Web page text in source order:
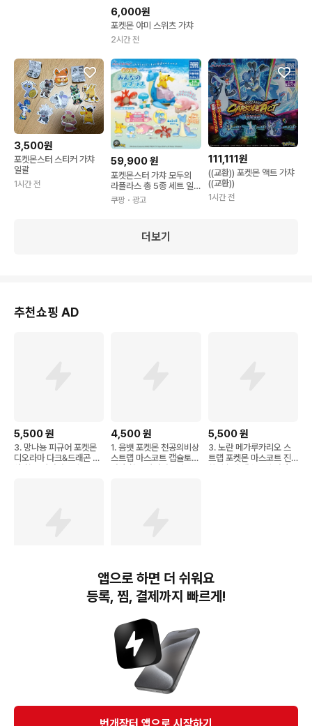
6,000원
포켓몬 야미 스위츠 가챠
2시간 전
3,500원
포켓몬스터 스티커 가챠
일괄
1시간 전
59,900원
포켓몬스터 가챠 모두의
라플라스 총 5종 세트 일
쿠팡 ・광고
111,111원
((교환)) 포켓몬 액트 가챠
((교환))
1시간 전
더보기
추천쇼핑 AD
5,500원
3. 망나뇽 피규어 포켓몬
디오라마 다크&드래곤 가
4,500원
1. 음뱃 포켓몬 천공의비상
스트랩 마스코트 캡슐토이
5,500원
3. 노란 메가루카리오 스
트랩 포켓몬 마스코트 진
2. 메가앱솔 피규어 포켓
몬 디오라마 다크&드래곤
4,500원
5. 메가 보만다 포켓몬 천
공의비상 스트랩 마스코트
라토미
번개장터(주) 사업자정보, 이용약관 및 기타 법적고지
번개장터㈜는 통신판매중개자이며, 통신판매의 당사자가 아닙니다. 전자상거래 등에서의
소비자보호에 관한 법률 등 관련 법령 및 번개장터㈜의 약관에 따라 상품, 상품정보, 거래에 관한 책임은
개별 판매자에게 귀속하고, 번개장터㈜는 원칙적으로 회원간 거래에 대하여 책임을 지지 않습니다.
다만, 번개장터㈜가 직접 판매하는 상품에 대한 책임은 번개장터㈜에게 귀속합니다.
Ⓒ Bungaejangter Inc. all rights reserved.
앱으로 하면 더 쉬워요
등록, 찜, 결제까지 빠르게!